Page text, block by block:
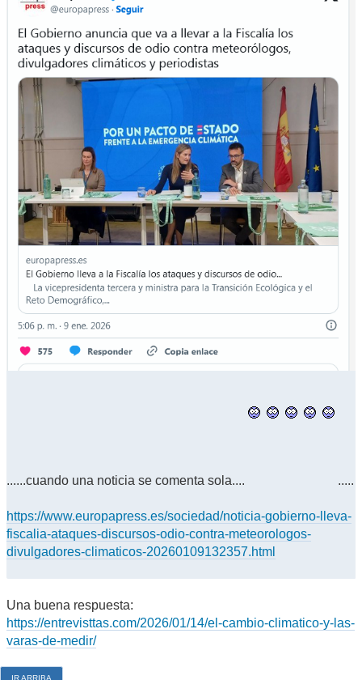
......cuando una noticia se comenta sola.... .....
https://www.europapress.es/sociedad/noticia-gobierno-lleva-
fiscalia-ataques-discursos-odio-contra-meteorologos-
divulgadores-climaticos-20260109132357.html
Una buena respuesta:
https://entrevisttas.com/2026/01/14/el-cambio-climatico-y-las-
varas-de-medir/
IR ARRIBA